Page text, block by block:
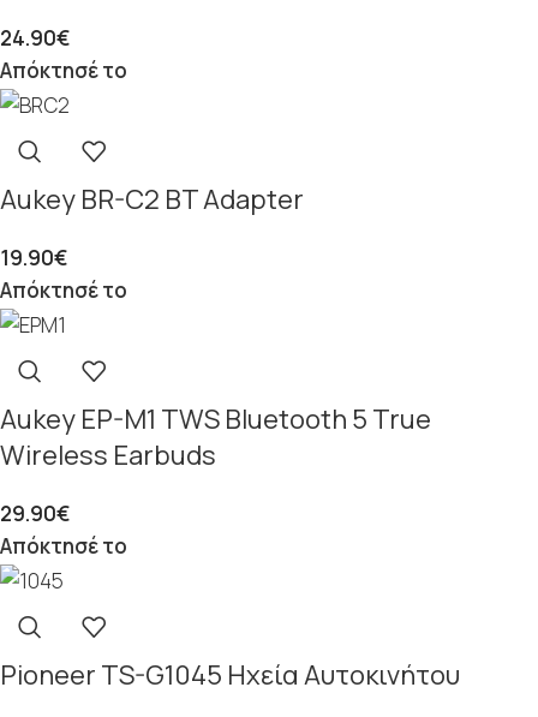
24.90€
Απόκτησέ το
Aukey BR-C2 BT Adapter
19.90€
Απόκτησέ το
Aukey EP-M1 TWS Bluetooth 5 True
Wireless Earbuds
29.90€
Απόκτησέ το
Pioneer TS-G1045 Ηχεία Αυτοκινήτου